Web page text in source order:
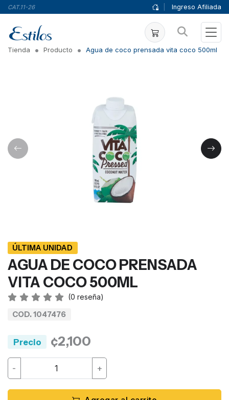
CAT.11-26 Ingreso Afiliada
Tienda Producto Agua de coco prensada vita coco 500ml
ÚLTIMA UNIDAD
AGUA DE COCO PRENSADA
VITA COCO 500ML
(0 reseña)
COD. 1047476
Precio ¢2,100
- +